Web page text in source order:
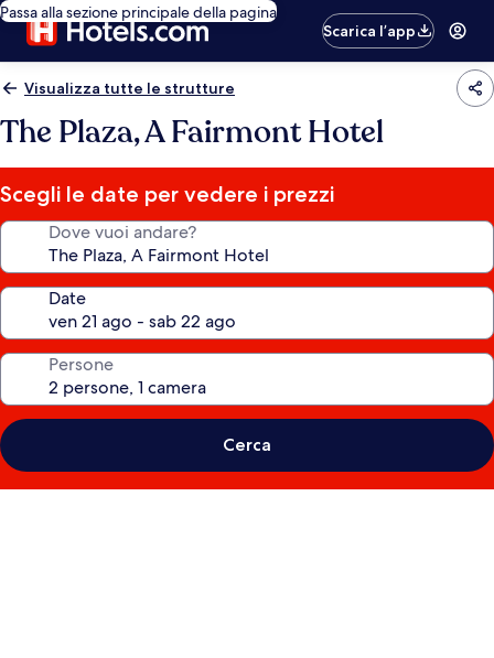
Passa alla sezione principale della pagina
Scarica l’app
Visualizza tutte le strutture
The Plaza, A Fairmont Hotel
Scegli le date per vedere i prezzi
Dove vuoi andare?
Date
Persone
Cerca